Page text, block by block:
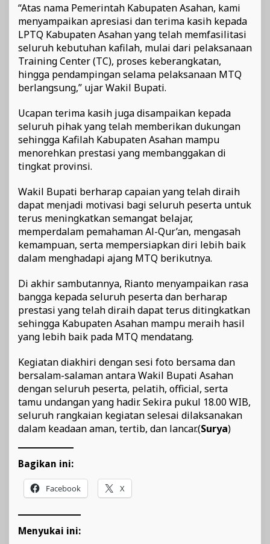
“Atas nama Pemerintah Kabupaten Asahan, kami
menyampaikan apresiasi dan terima kasih kepada
LPTQ Kabupaten Asahan yang telah memfasilitasi
seluruh kebutuhan kafilah, mulai dari pelaksanaan
Training Center (TC), proses keberangkatan,
hingga pendampingan selama pelaksanaan MTQ
berlangsung,” ujar Wakil Bupati.
Ucapan terima kasih juga disampaikan kepada
seluruh pihak yang telah memberikan dukungan
sehingga Kafilah Kabupaten Asahan mampu
menorehkan prestasi yang membanggakan di
tingkat provinsi.
Wakil Bupati berharap capaian yang telah diraih
dapat menjadi motivasi bagi seluruh peserta untuk
terus meningkatkan semangat belajar,
memperdalam pemahaman Al-Qur’an, mengasah
kemampuan, serta mempersiapkan diri lebih baik
dalam menghadapi ajang MTQ berikutnya.
Di akhir sambutannya, Rianto menyampaikan rasa
bangga kepada seluruh peserta dan berharap
prestasi yang telah diraih dapat terus ditingkatkan
sehingga Kabupaten Asahan mampu meraih hasil
yang lebih baik pada MTQ mendatang.
Kegiatan diakhiri dengan sesi foto bersama dan
bersalam-salaman antara Wakil Bupati Asahan
dengan seluruh peserta, pelatih, official, serta
tamu undangan yang hadir. Sekira pukul 18.00 WIB,
seluruh rangkaian kegiatan selesai dilaksanakan
dalam keadaan aman, tertib, dan lancar.(Surya)
Bagikan ini:
Facebook X
Menyukai ini: